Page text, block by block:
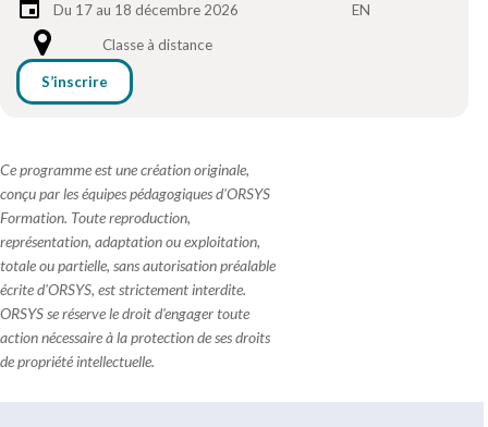
Du 17 au 18 décembre 2026
EN
Classe à distance
S’inscrire
Ce programme est une création originale,
conçu par les équipes pédagogiques d'ORSYS
Formation. Toute reproduction,
représentation, adaptation ou exploitation,
totale ou partielle, sans autorisation préalable
écrite d'ORSYS, est strictement interdite.
ORSYS se réserve le droit d'engager toute
action nécessaire à la protection de ses droits
de propriété intellectuelle.